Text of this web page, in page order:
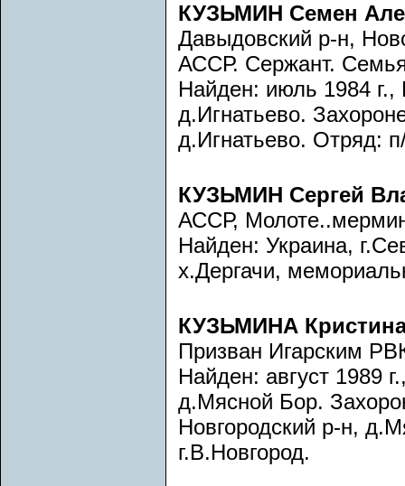
КУЗЬМИН Семен
Давыдовский р-н,
АССР. Сержант.
Найден: июль 1984 г.,
д.Игнатьево.
д.Игнатьево. Отряд:
КУЗЬМИН Сергей
АССР,
Найден: Украина,
х.Дергачи,
КУЗЬМИНА
Призван Игарским
Найден: август 1989
д.Мясной Бор.
Новгородский р-н,
г.В.Новгород.